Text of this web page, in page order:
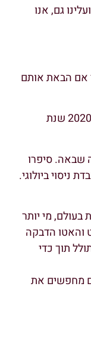
גם, אנו
אם הבאת אותם
מה קורה ספא בעידן קורונה. ובכן שנת 2020 שנת
שבאה. סיפרו
ניסוי ביולוגי.
בעולם, מי יותר
והאטו הדבקה
תוך כדי
מחפשים את